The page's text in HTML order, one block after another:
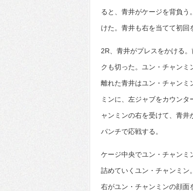
ると、青井がケージを背負
けた。青井も右を当てて初回
2R、青井がプレスをかける
クも切った。ユン・チャンミ
離れた青井はユン・チャンミ
ミンに、左ジャブをカウン
ャンミンの右を受けて、青
パンチで応戦する。
ケージ中央でユン・チャンミ
詰めていくユン・チャンミン
右がユン・チャンミンの顔面